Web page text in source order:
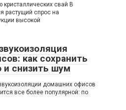
кристаллических свай В
растущий спрос на
высокой
как сохранить
и снизить шум
домашних офисов
все более популярной: по